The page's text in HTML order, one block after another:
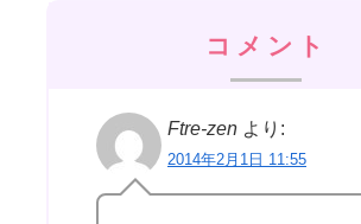
コメント
Ftre-zen より:
2014年2月1日 11:55